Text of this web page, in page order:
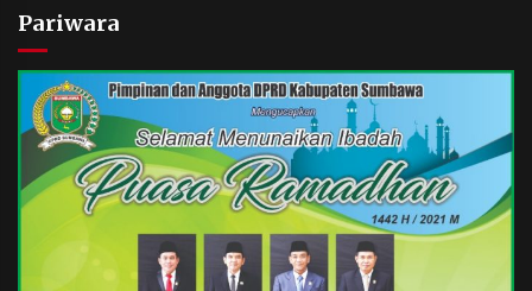
Pariwara